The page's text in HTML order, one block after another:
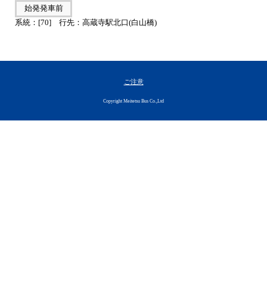
始発発車前
系統：[70] 行先：高蔵寺駅北口(白山橋)
ご注意
Copyright Meitetsu Bus Co.,Ltd